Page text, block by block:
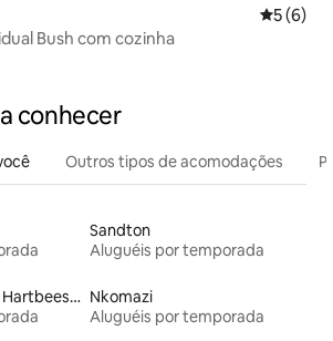
5 de
5 (6)
Bush com cozinha
conhecer
Outros tipos de acomodações
Sandton
Aluguéis por temporada
Reserva Natural de Hartbeespoort Dam Nkomazi
Aluguéis por temporada